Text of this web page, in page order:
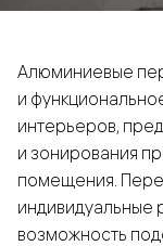
Алюминиевые
и
интерьеров,
и зонирования
помещения.
индивидуальные
возможность